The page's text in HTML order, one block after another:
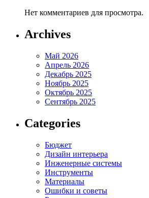
Нет комментариев для просмотра.
Archives
Май 2026
Апрель 2026
Декабрь 2025
Ноябрь 2025
Октябрь 2025
Сентябрь 2025
Categories
Бюджет
Дизайн интерьера
Инженерные системы
Инструменты
Материалы
Ошибки и советы